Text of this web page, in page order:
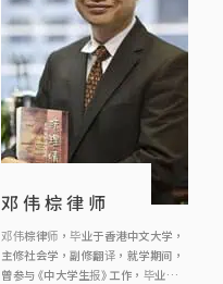
邓伟棕律师
邓伟棕律师，毕业于香港中文大学，
主修社会学，副修翻译，就学期间，
曾参与《中大学生报》工作，毕业后